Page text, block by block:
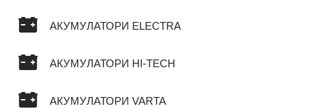
АКУМУЛАТОРИ ELECTRA
АКУМУЛАТОРИ HI-TECH
АКУМУЛАТОРИ VARTA